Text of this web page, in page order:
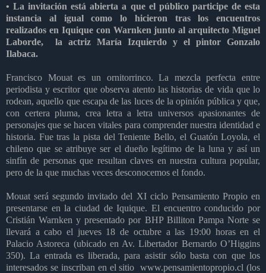
• La invitación está abierta a que el público participe de esta
instancia al igual como lo hicieron tras los encuentros
realizados en Iquique con Warnken junto al arquitecto Miguel
Laborde, la actriz María Izquierdo y el pintor Gonzalo
Ilabaca.
Francisco Mouat es un ornitorrinco. La mezcla perfecta entre
periodista y escritor que observa atento las historias de vida que lo
rodean, aquello que escapa de las luces de la opinión pública y que,
con certera pluma, crea letra a letra universos apasionantes de
personajes que se hacen vitales para comprender nuestra identidad e
historia. Fue tras la pista del Teniente Bello, el Guatón Loyola, el
chileno que se atribuye ser el dueño legítimo de la luna y así un
sinfín de personas que resultan claves en nuestra cultura popular,
pero de la que muchas veces desconocemos el fondo.
Mouat será segundo invitado del XI ciclo Pensamiento Propio en
presentarse en la ciudad de Iquique. El encuentro conducido por
Cristián Warnken y presentado por BHP Billiton Pampa Norte se
llevará a cabo el jueves 18 de octubre a las 19:00 horas en el
Palacio Astoreca (ubicado en Av. Libertador Bernardo O’Higgins
350). La entrada es liberada, para asistir sólo basta con que los
interesados se inscriban en el sitio www.pensamientopropio.cl (los